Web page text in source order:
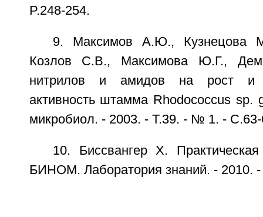
P.248-254.
9. Максимов А.Ю., Кузнецова
Козлов С.В., Максимова Ю.Г.,
нитрилов и амидов на рост и
активность штамма Rhodococcus sp.
микробиол. - 2003. - Т.39. - № 1. -
10. Биссвангер X.
БИНОМ. Лаборатория знаний. - 2010.